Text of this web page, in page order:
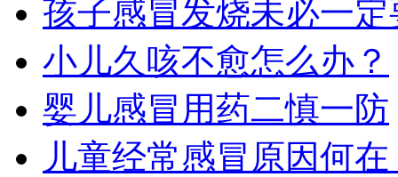
孩子感冒发烧未必一
小儿久咳不愈怎么办？
婴儿感冒用药二慎一防
儿童经常感冒原因何